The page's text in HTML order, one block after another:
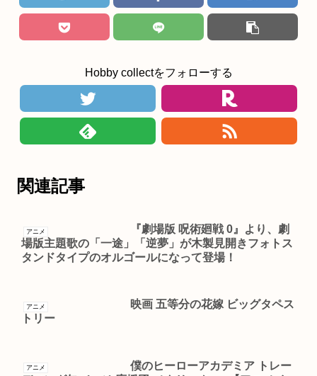
Hobby collectをフォローする
関連記事
アニメ
『劇場版 呪術廻戦 0』より、劇
場版主題歌の「一途」「逆夢」が木製見開きフォトス
タンドタイプのオルゴールになって登場！
アニメ
映画 五等分の花嫁 ビッグタペス
トリー
アニメ
僕のヒーローアカデミア トレー